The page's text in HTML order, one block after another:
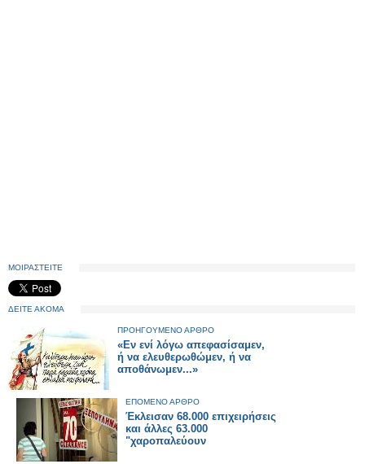
ΜΟΙΡΑΣΤΕΙΤΕ
ΔΕΙΤΕ ΑΚΟΜΑ
ΠΡΟΗΓΟΥΜΕΝΟ ΑΡΘΡΟ
«Εν ενί λόγω απεφασίσαμεν,
ή να ελευθερωθώμεν, ή να
αποθάνωμεν...»
ΕΠΟΜΕΝΟ ΑΡΘΡΟ
Έκλεισαν 68.000 επιχειρήσεις
και άλλες 63.000
"χαροπαλεύουν